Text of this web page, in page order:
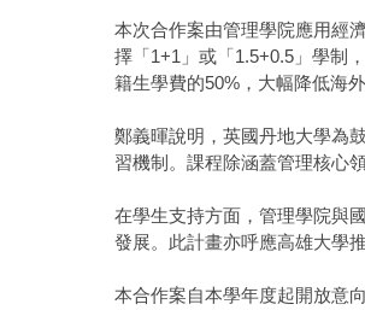
本次合作案由管理學院應用經
擇「1+1」或「1.5+0.5」學制
籍生學費的50%，大幅降低海外
鄭義暉說明，英國丹地大學為
習機制。課程除涵蓋管理核心
在學生支持方面，管理學院與
發展。此計畫亦呼應高雄大學
本合作案自本學年度起開放意